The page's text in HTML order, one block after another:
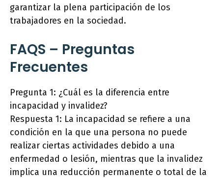
garantizar la plena participación de los
trabajadores en la sociedad.
FAQS – Preguntas
Frecuentes
Pregunta 1: ¿Cuál es la diferencia entre
incapacidad y invalidez?
Respuesta 1: La incapacidad se refiere a una
condición en la que una persona no puede
realizar ciertas actividades debido a una
enfermedad o lesión, mientras que la invalidez
implica una reducción permanente o total de la